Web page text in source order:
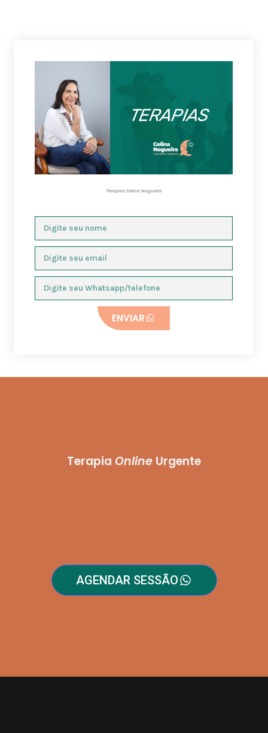
Terapias Celina Nogueira
ENVIAR
Terapia Online Urgente
AGENDAR SESSÃO